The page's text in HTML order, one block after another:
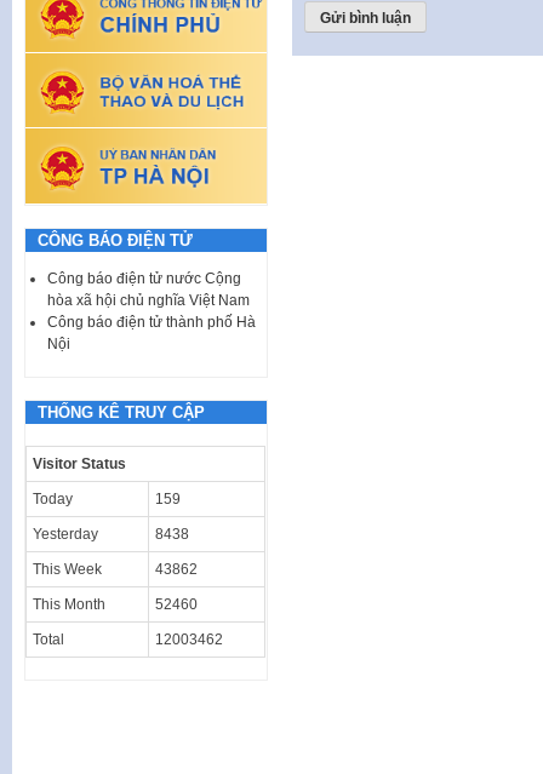
CÔNG BÁO ĐIỆN TỬ
Công báo điện tử nước Cộng
hòa xã hội chủ nghĩa Việt Nam
Công báo điện tử thành phố Hà
Nội
THỐNG KÊ TRUY CẬP
Visitor Status
Today 159
Yesterday 8438
This Week 43862
This Month 52460
Total 12003462